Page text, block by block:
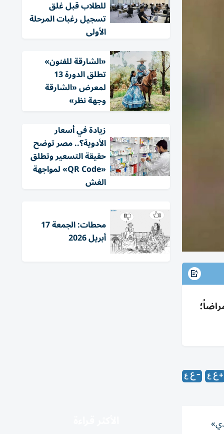
أمراضاً؛
للطلاب قبل غلق
تسجيل رغبات المرحلة
الأولى
«الشارقة للفنون»
تطلق الدورة 13
لمعرض «الشارقة
وجهة نظر»
زيادة في أسعار
الأدوية؟.. مصر توضح
حقيقة التسعير وتطلق
«QR Code» لمواجهة
الغش
محطات: الجمعة 17
أبريل 2026